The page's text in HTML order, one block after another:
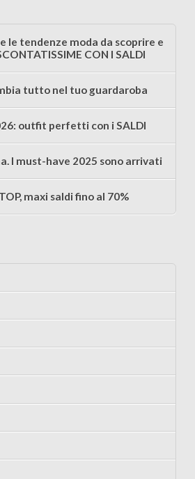
le tendenze moda da scoprire e
CON I SALDI
tutto nel tuo guardaroba
outfit perfetti con i SALDI
I must-have 2025 sono arrivati
maxi saldi fino al 70%